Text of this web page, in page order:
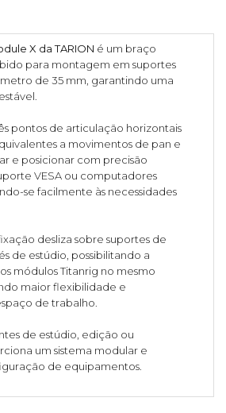
X da TARION é um braço
para montagem em suportes
de 35 mm, garantindo uma
pontos de articulação horizontais
a movimentos de pan e
e posicionar com precisão
VESA ou computadores
se facilmente às necessidades
desliza sobre suportes de
de estúdio, possibilitando a
módulos Titanrig no mesmo
maior flexibilidade e
de trabalho.
de estúdio, edição ou
um sistema modular e
de equipamentos.